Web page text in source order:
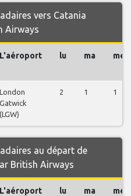
vers Catania
Airways
L'aéroport lu ma me
London
Gatwick
(LGW)
2 1 1
au départ de
British Airways
L'aéroport lu ma me